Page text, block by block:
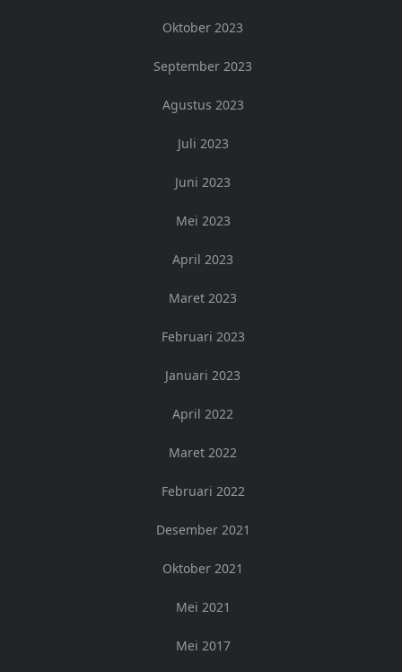
Oktober 2023
September 2023
Agustus 2023
Juli 2023
Juni 2023
Mei 2023
April 2023
Maret 2023
Februari 2023
Januari 2023
April 2022
Maret 2022
Februari 2022
Desember 2021
Oktober 2021
Mei 2021
Mei 2017